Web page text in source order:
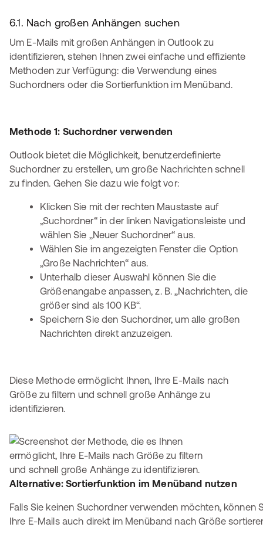
6.1. Nach großen Anhängen suchen
Um E-Mails mit großen Anhängen in Outlook zu
identifizieren, stehen Ihnen zwei einfache und effiziente
Methoden zur Verfügung: die Verwendung eines
Suchordners oder die Sortierfunktion im Menüband.
Methode 1: Suchordner verwenden
Outlook bietet die Möglichkeit, benutzerdefinierte
Suchordner zu erstellen, um große Nachrichten schnell
zu finden. Gehen Sie dazu wie folgt vor:
Klicken Sie mit der rechten Maustaste auf
„Suchordner“ in der linken Navigationsleiste und
wählen Sie „Neuer Suchordner“ aus.
Wählen Sie im angezeigten Fenster die Option
„Große Nachrichten“ aus.
Unterhalb dieser Auswahl können Sie die
Größenangabe anpassen, z. B. „Nachrichten, die
größer sind als 100 KB“.
Speichern Sie den Suchordner, um alle großen
Nachrichten direkt anzuzeigen.
Diese Methode ermöglicht Ihnen, Ihre E-Mails nach
Größe zu filtern und schnell große Anhänge zu
identifizieren.
Alternative: Sortierfunktion im Menüband nutzen
Falls Sie keinen Suchordner verwenden möchten, können
Ihre E-Mails auch direkt im Menüband nach Größe